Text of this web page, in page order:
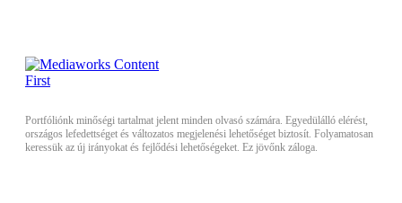
Portfóliónk minőségi tartalmat jelent minden olvasó számára. Egyedülálló elérést,
országos lefedettséget és változatos megjelenési lehetőséget biztosít. Folyamatosan
keressük az új irányokat és fejlődési lehetőségeket. Ez jövőnk záloga.